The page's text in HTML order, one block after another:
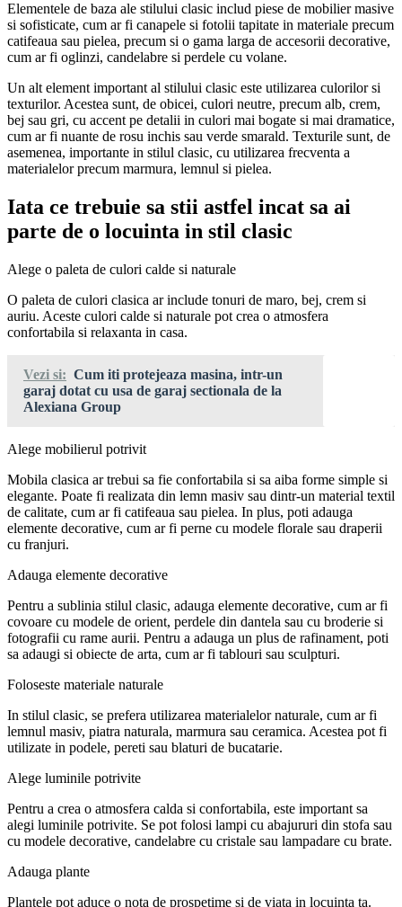
Elementele de baza ale stilului clasic includ piese de mobilier masive
si sofisticate, cum ar fi canapele si fotolii tapitate in materiale precum
catifeaua sau pielea, precum si o gama larga de accesorii decorative,
cum ar fi oglinzi, candelabre si perdele cu volane.
Un alt element important al stilului clasic este utilizarea culorilor si
texturilor. Acestea sunt, de obicei, culori neutre, precum alb, crem,
bej sau gri, cu accent pe detalii in culori mai bogate si mai dramatice,
cum ar fi nuante de rosu inchis sau verde smarald. Texturile sunt, de
asemenea, importante in stilul clasic, cu utilizarea frecventa a
materialelor precum marmura, lemnul si pielea.
Iata ce trebuie sa stii astfel incat sa ai
parte de o locuinta in stil clasic
Alege o paleta de culori calde si naturale
O paleta de culori clasica ar include tonuri de maro, bej, crem si
auriu. Aceste culori calde si naturale pot crea o atmosfera
confortabila si relaxanta in casa.
Vezi si: Cum iti protejeaza masina, intr-un
garaj dotat cu usa de garaj sectionala de la
Alexiana Group
Alege mobilierul potrivit
Mobila clasica ar trebui sa fie confortabila si sa aiba forme simple si
elegante. Poate fi realizata din lemn masiv sau dintr-un material textil
de calitate, cum ar fi catifeaua sau pielea. In plus, poti adauga
elemente decorative, cum ar fi perne cu modele florale sau draperii
cu franjuri.
Adauga elemente decorative
Pentru a sublinia stilul clasic, adauga elemente decorative, cum ar fi
covoare cu modele de orient, perdele din dantela sau cu broderie si
fotografii cu rame aurii. Pentru a adauga un plus de rafinament, poti
sa adaugi si obiecte de arta, cum ar fi tablouri sau sculpturi.
Foloseste materiale naturale
In stilul clasic, se prefera utilizarea materialelor naturale, cum ar fi
lemnul masiv, piatra naturala, marmura sau ceramica. Acestea pot fi
utilizate in podele, pereti sau blaturi de bucatarie.
Alege luminile potrivite
Pentru a crea o atmosfera calda si confortabila, este important sa
alegi luminile potrivite. Se pot folosi lampi cu abajururi din stofa sau
cu modele decorative, candelabre cu cristale sau lampadare cu brate.
Adauga plante
Plantele pot aduce o nota de prospetime si de viata in locuinta ta.